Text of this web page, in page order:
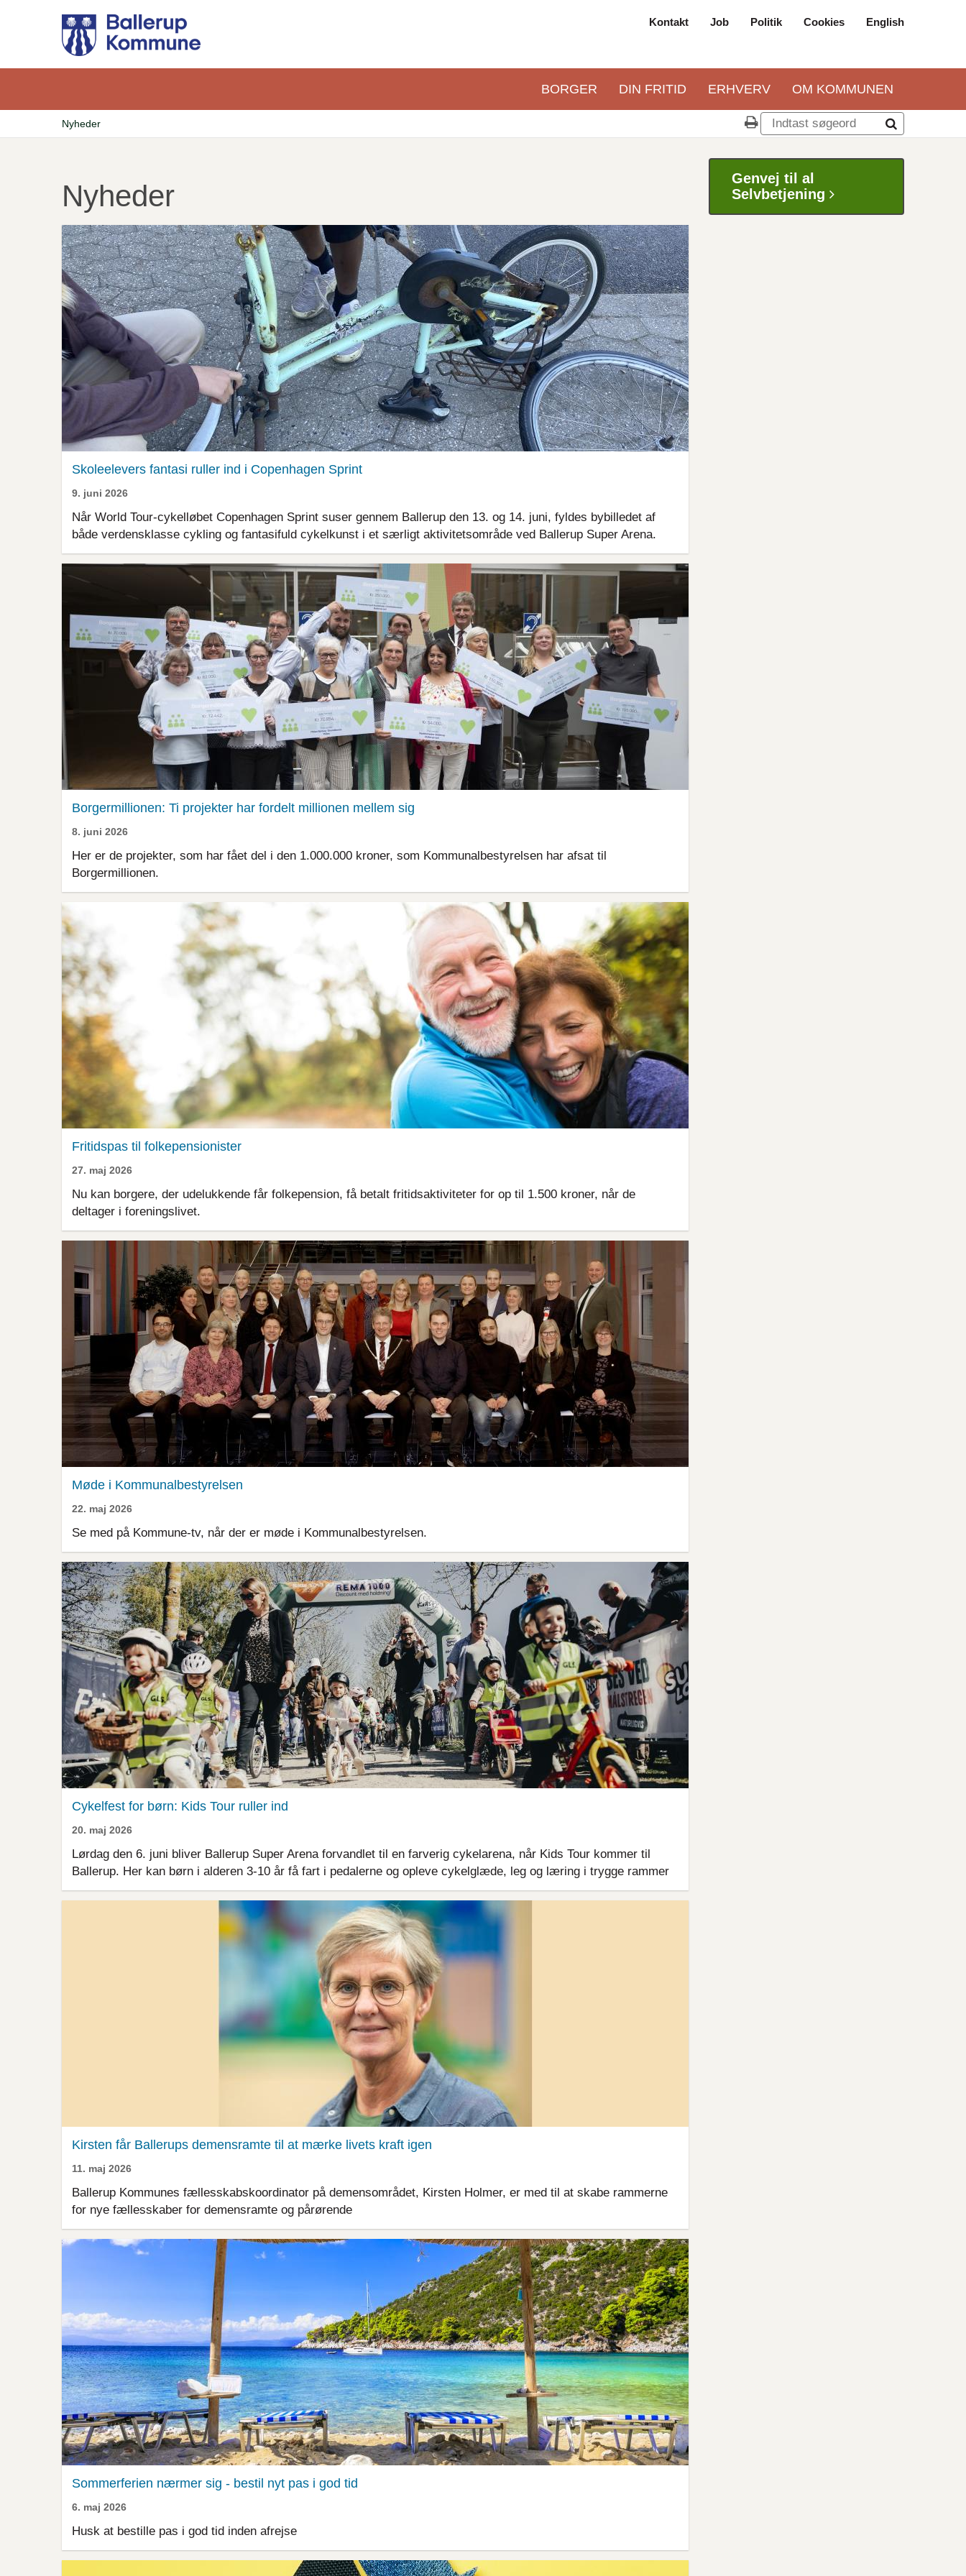
hovedindhold
navigation
Kontakt Job Politik Cookies English
Primær
BORGER DIN FRITID ERHVERV OM KOMMUNEN
Nyheder
Nyheder
Skoleelevers fantasi ruller ind i Copenhagen Sprint
9. juni 2026
Når World Tour-cykelløbet Copenhagen Sprint suser gennem Ballerup den 13. og 14. juni, fyldes bybilledet af
både verdensklasse cykling og fantasifuld cykelkunst i et særligt aktivitetsområde ved Ballerup Super Arena.
Borgermillionen: Ti projekter har fordelt millionen mellem sig
8. juni 2026
Her er de projekter, som har fået del i den 1.000.000 kroner, som Kommunalbestyrelsen har afsat til
Borgermillionen.
Fritidspas til folkepensionister
27. maj 2026
Nu kan borgere, der udelukkende får folkepension, få betalt fritidsaktiviteter for op til 1.500 kroner, når de
deltager i foreningslivet.
Møde i Kommunalbestyrelsen
22. maj 2026
Se med på Kommune-tv, når der er møde i Kommunalbestyrelsen.
Cykelfest for børn: Kids Tour ruller ind
20. maj 2026
Lørdag den 6. juni bliver Ballerup Super Arena forvandlet til en farverig cykelarena, når Kids Tour kommer til
Ballerup. Her kan børn i alderen 3-10 år få fart i pedalerne og opleve cykelglæde, leg og læring i trygge rammer
Kirsten får Ballerups demensramte til at mærke livets kraft igen
11. maj 2026
Ballerup Kommunes fællesskabskoordinator på demensområdet, Kirsten Holmer, er med til at skabe rammerne
for nye fællesskaber for demensramte og pårørende
Sommerferien nærmer sig - bestil nyt pas i god tid
6. maj 2026
Husk at bestille pas i god tid inden afrejse
Genvej til al
Selvbetjening